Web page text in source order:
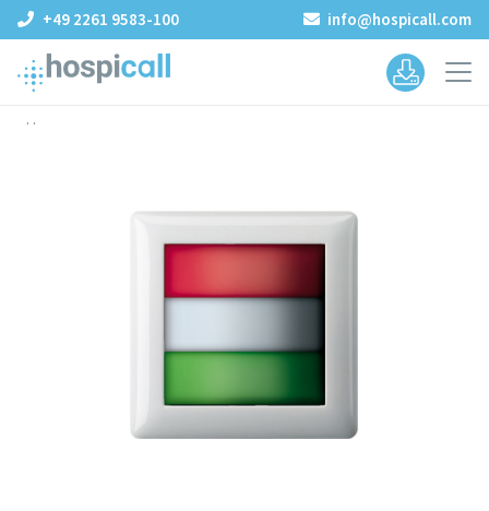
+49 2261 9583-100 info@hospicall.com
. .